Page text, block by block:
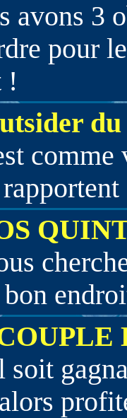
avons 3
pour
!
du
comme
bon
soit